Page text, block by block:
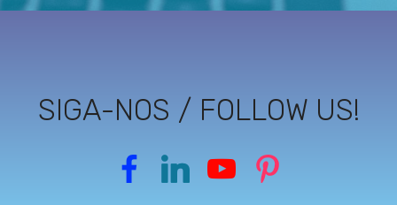
SIGA-NOS / FOLLOW US!